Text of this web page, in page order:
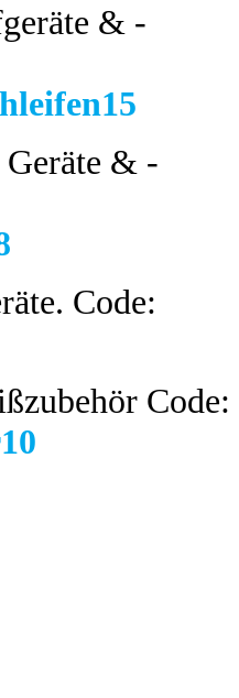
& -
& -
Code:
Code: